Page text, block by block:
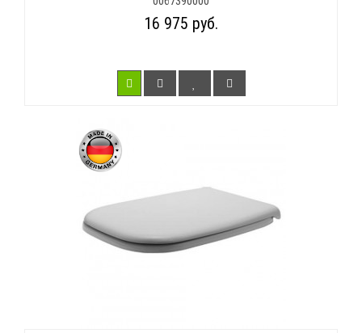
16 975 руб.